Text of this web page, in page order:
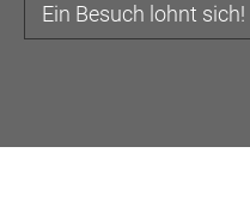
Ein Besuch lohnt sich!